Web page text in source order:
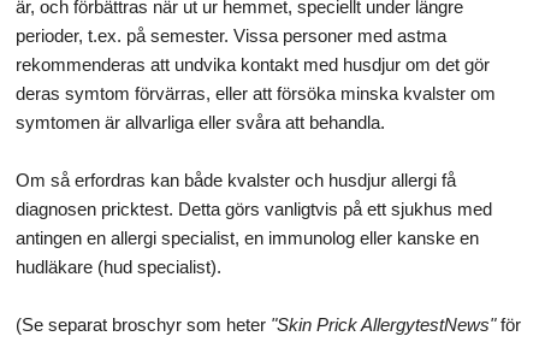
är, och förbättras när ut ur hemmet, speciellt under längre
perioder, t.ex. på semester. Vissa personer med astma
rekommenderas att undvika kontakt med husdjur om det gör
deras symtom förvärras, eller att försöka minska kvalster om
symtomen är allvarliga eller svåra att behandla.
Om så erfordras kan både kvalster och husdjur allergi få
diagnosen pricktest. Detta görs vanligtvis på ett sjukhus med
antingen en allergi specialist, en immunolog eller kanske en
hudläkare (hud specialist).
(Se separat broschyr som heter "Skin Prick AllergytestNews"för